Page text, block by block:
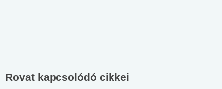
Rovat kapcsolódó cikkei